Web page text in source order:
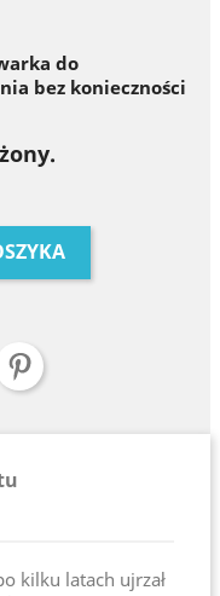
do
bez konieczności
kilku latach ujrzał